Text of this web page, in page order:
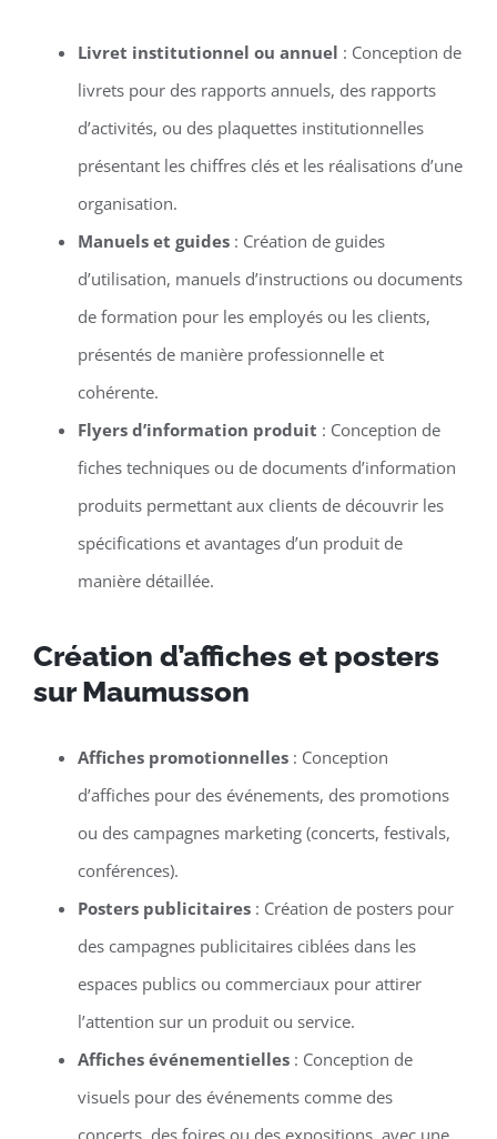
Livret institutionnel ou annuel : Conception de
livrets pour des rapports annuels, des rapports
d’activités, ou des plaquettes institutionnelles
présentant les chiffres clés et les réalisations d’une
organisation.
Manuels et guides: Création de guides
d’utilisation, manuels d’instructions ou documents
de formation pour les employés ou les clients,
présentés de manière professionnelle et
cohérente.
Flyers d’information produit : Conception de
fiches techniques ou de documents d’information
produits permettant aux clients de découvrir les
spécifications et avantages d’un produit de
manière détaillée.
Création d’affiches et posters
sur Maumusson
Affiches promotionnelles: Conception
d’affiches pour des événements, des promotions
ou des campagnes marketing (concerts, festivals,
conférences).
Posters publicitaires: Création de posters pour
des campagnes publicitaires ciblées dans les
espaces publics ou commerciaux pour attirer
l’attention sur un produit ou service.
Affiches événementielles: Conception de
visuels pour des événements comme des
concerts, des foires ou des expositions, avec une